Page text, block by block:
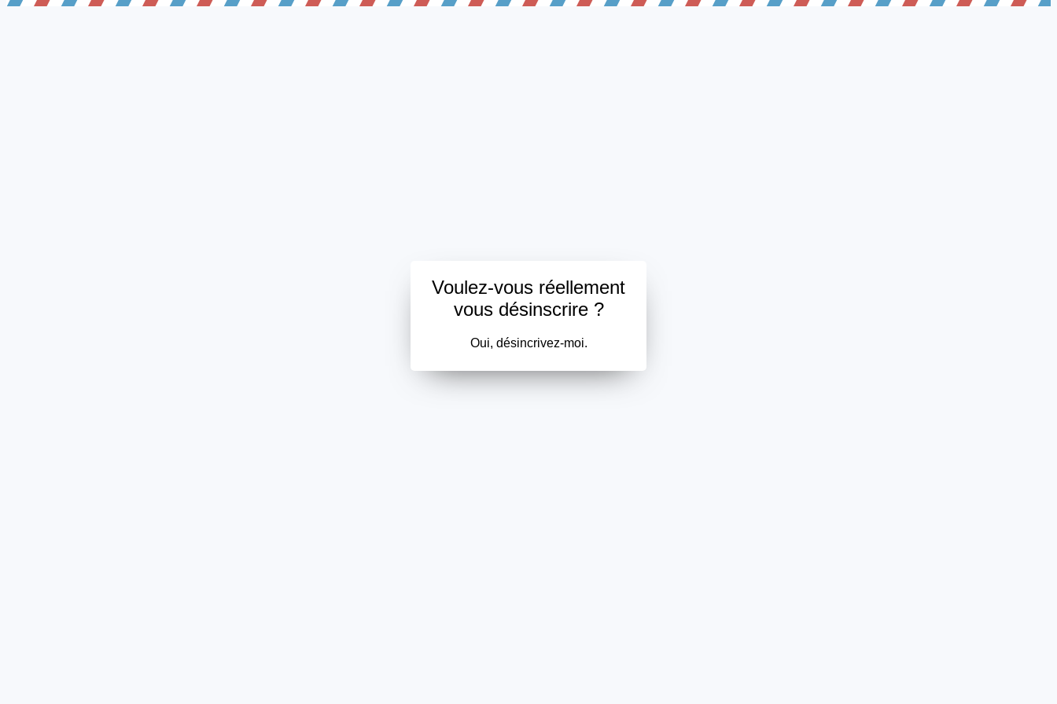
Voulez-vous réellement
vous désinscrire ?
Oui, désincrivez-moi.